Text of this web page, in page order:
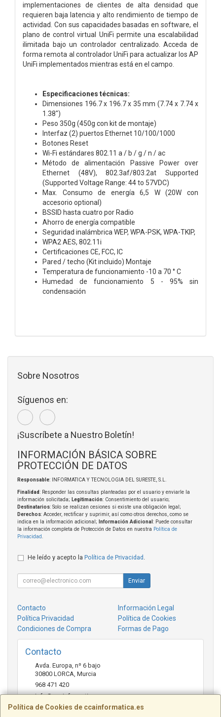
implementaciones de clientes de alta densidad que
requieren baja latencia y alto rendimiento de tiempo de
actividad. Con sus capacidades basadas en software, el
plano de control virtual UniFi permite una escalabilidad
ilimitada bajo un controlador centralizado. Acceda de
forma remota al controlador UniFi para actualizar los AP
UniFi implementados mientras está en el campo.
Especificaciones técnicas:
Dimensiones 196.7 x 196.7 x 35 mm (7.74 x 7.74 x
1.38")
Peso 350g (450g con kit de montaje)
Interfaz (2) puertos Ethernet 10/100/1000
Botones Reset
Wi-Fi estándares 802.11 a / b / g / n / ac
Método de alimentación Passive Power over
Ethernet (48V), 802.3af/803.2at Supported
(Supported Voltage Range: 44 to 57VDC)
Max. Consumo de energía 6,5 W (20W con
accesorio optional)
BSSID hasta cuatro por Radio
Ahorro de energía compatible
Seguridad inalámbrica WEP, WPA-PSK, WPA-TKIP,
WPA2 AES, 802.11i
Certificaciones CE, FCC, IC
Pared / techo (Kit incluido) Montaje
Temperatura de funcionamiento -10 a 70 ° C
Humedad de funcionamiento 5 - 95% sin
condensación
Política de Cookies de ccainformatica.es
Sobre Nosotros
Síguenos en:
¡Suscríbete a Nuestro Boletín!
INFORMACIÓN BÁSICA SOBRE
PROTECCIÓN DE DATOS
Responsable: INFORMATICA Y TECNOLOGIA DEL SURESTE, S.L.
Finalidad: Responder las consultas planteadas por el usuario y enviarle la
información solicitada; Legitimación: Consentimiento del usuario;
Destinatarios: Solo se realizan cesiones si existe una obligación legal;
Derechos: Acceder, rectificar y suprimir, así como otros derechos, como se
indica en la información adicional;
Información Adicional : Puede consultar
la información completa de Protección de Datos en nuestra Política de
Privacidad
He leído y acepto la Política de Privacidad
Enviar
Contacto
Información Legal
Política Privacidad
Política de Cookies
Condiciones de Compra
Formas de Pago
Contacto
Avda. Europa, nº 6 bajo
30800 LORCA Murcia
968 471 420
info@ccainformatica.es